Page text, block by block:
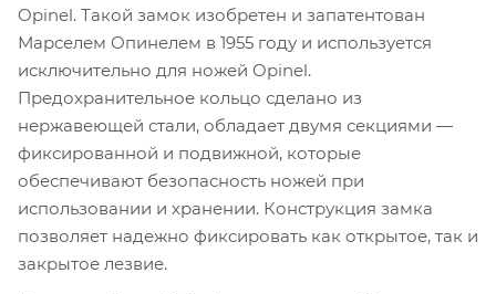
Opinel. Такой замок изобретен и запатентован
Марселем Опинелем в 1955 году и используется
исключительно для ножей Opinel.
Предохранительное кольцо сделано из
нержавеющей стали, обладает двумя секциями —
фиксированной и подвижной, которые
обеспечивают безопасность ножей при
использовании и хранении. Конструкция замка
позволяет надежно фиксировать как открытое, так и
закрытое лезвие.